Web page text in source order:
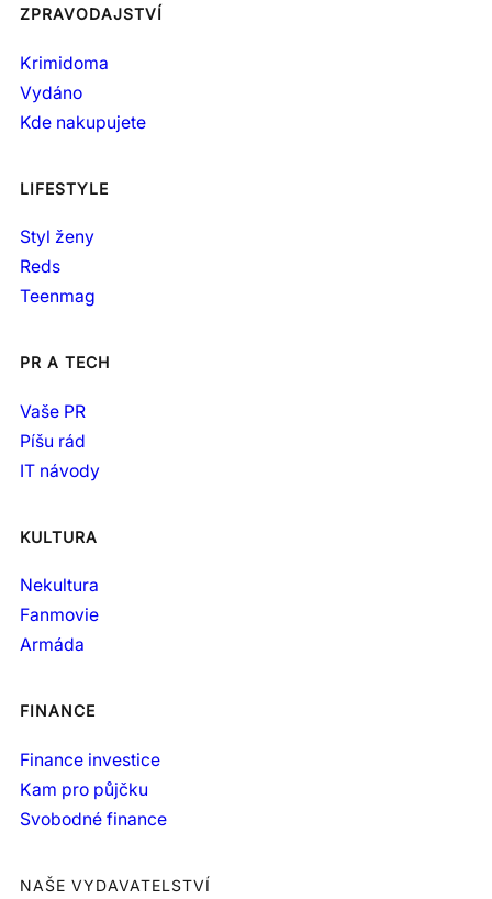
ZPRAVODAJSTVÍ
Krimidoma
Vydáno
Kde nakupujete
LIFESTYLE
Styl ženy
Reds
Teenmag
PR A TECH
Vaše PR
Píšu rád
IT návody
KULTURA
Nekultura
Fanmovie
Armáda
FINANCE
Finance investice
Kam pro půjčku
Svobodné finance
NAŠE VYDAVATELSTVÍ